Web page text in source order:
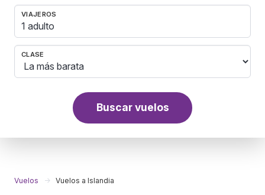
VIAJEROS
1 adulto
CLASE
Buscar vuelos
Vuelos Vuelos a Islandia